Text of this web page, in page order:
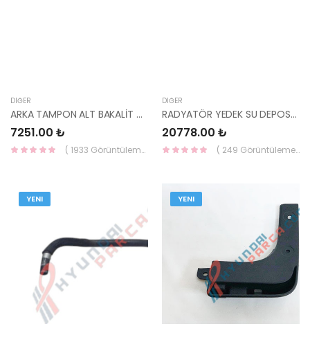
DIĞER
ARKA TAMPON ALT BAKALİT GRİ BAYON 86671-Q0AA0-MOBIS-S
7251.00 ₺
( 1933 Görüntüleme )
DIĞER
RADYATÖR YEDEK SU DEPOSU TUCSON 2021- 25430-N7000 HMC
20778.00 ₺
( 249 Görüntüleme )
YENI YENI